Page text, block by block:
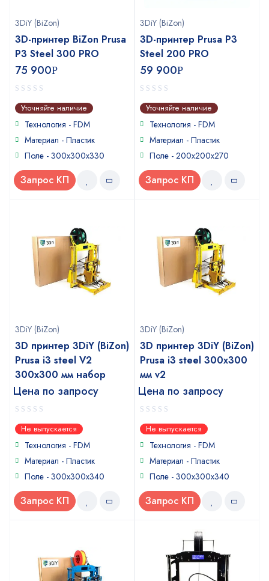
3DiY (BiZon)
3D-принтер BiZon Prusa
P3 Steel 300 PRO
75 900Р
0
out
of
Уточняйте наличие
Технология - FDM
Материал - Пластик
Поле - 300x300x330
Запрос КП
3DiY (BiZon)
3D-принтер Prusa P3
Steel 200 PRO
59 900Р
0
out
of
Уточняйте наличие
Технология - FDM
Материал - Пластик
Поле - 200х200х270
Запрос КП
3DiY (BiZon)
3D принтер 3DiY (BiZon)
Prusa i3 steel V2
300x300 мм набор
Цена по запросу
0
out
of
Не выпускается
Технология - FDM
Материал - Пластик
Поле - 300x300x340
Запрос КП
3DiY (BiZon)
3D принтер 3DiY (BiZon)
Prusa i3 steel 300x300
мм v2
Цена по запросу
0
out
of
Не выпускается
Технология - FDM
Материал - Пластик
Поле - 300x300x340
Запрос КП